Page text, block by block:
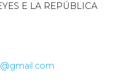
E LA REPÚBLICA